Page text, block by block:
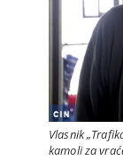
Vlasnik
kamoli za